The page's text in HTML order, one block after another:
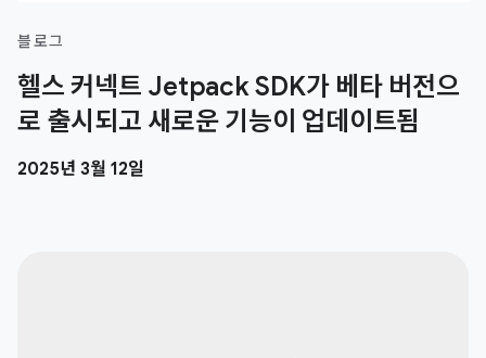
블로그
헬스 커넥트 Jetpack SDK가 베타 버전으
로 출시되고 새로운 기능이 업데이트됨
2025년 3월 12일